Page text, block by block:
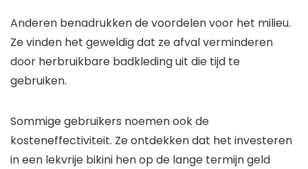
Anderen benadrukken de voordelen voor het milieu.
Ze vinden het geweldig dat ze afval verminderen
door herbruikbare badkleding uit die tijd te
gebruiken.
Sommige gebruikers noemen ook de
kosteneffectiviteit. Ze ontdekken dat het investeren
in een lekvrije bikini hen op de lange termijn geld